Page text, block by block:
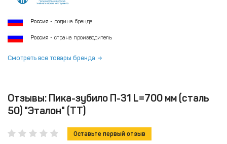
Россия - родина бренда
Россия - страна производитель
Смотреть все товары бренда
Отзывы: Пика-зубило П-31 L=700 мм (сталь
50) "Эталон" (ТТ)
Оставьте первый отзыв